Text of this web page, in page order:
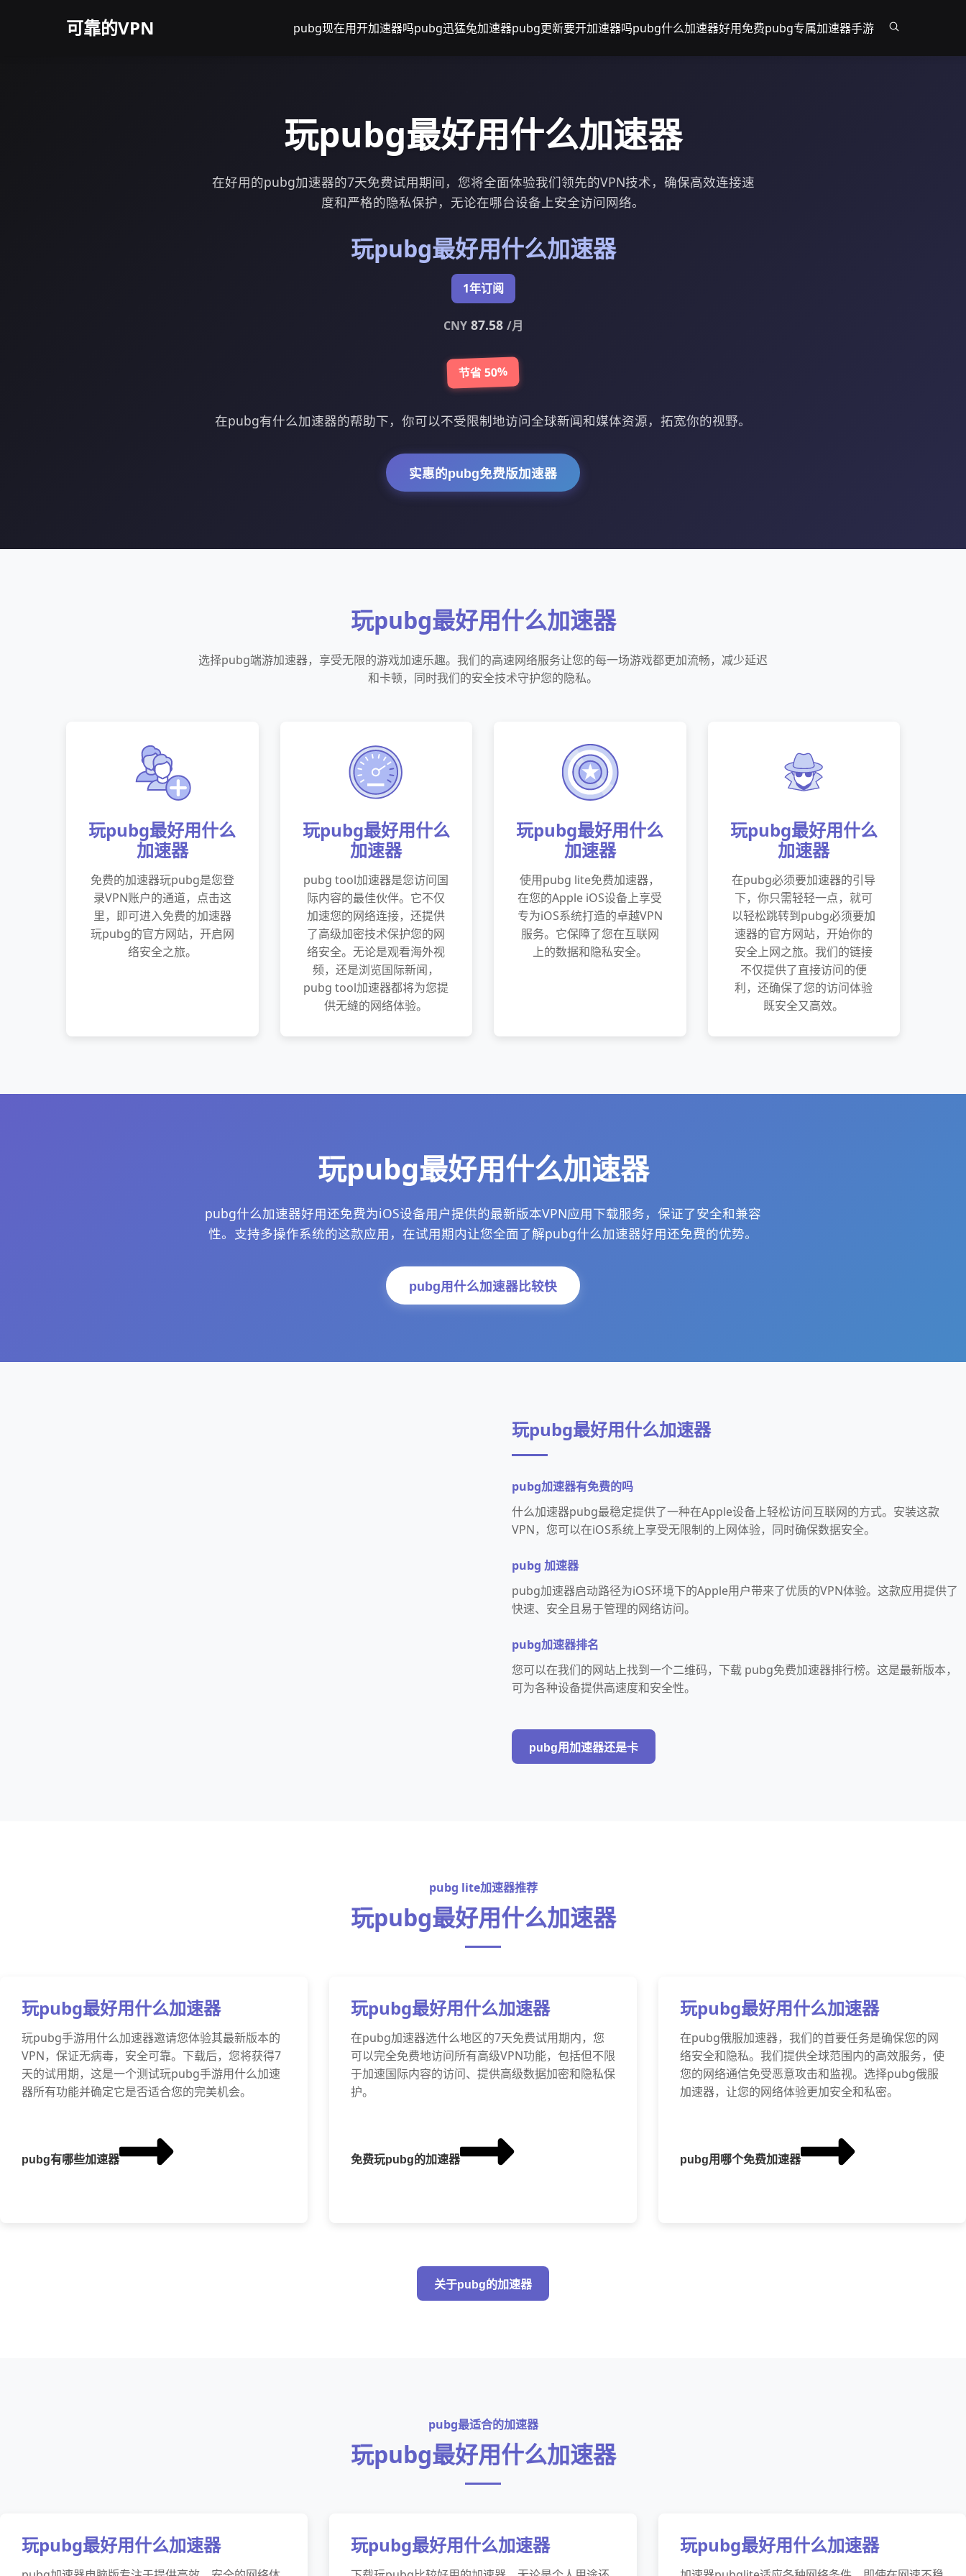
可靠的VPN pubg现在用开加速器吗pubg迅猛兔加速器pubg更新要开加速器吗pubg什么加速器好用免费pubg专属加速器手游
玩pubg最好用什么加速器
在好用的pubg加速器的7天免费试用期间，您将全面体验我们领先的VPN技术，确保高效连接速
度和严格的隐私保护，无论在哪台设备上安全访问网络。
玩pubg最好用什么加速器
1年订阅
CNY87.58 /月
节省 50%
在pubg有什么加速器的帮助下，你可以不受限制地访问全球新闻和媒体资源，拓宽你的视野。
实惠的pubg免费版加速器
玩pubg最好用什么加速器
选择pubg端游加速器，享受无限的游戏加速乐趣。我们的高速网络服务让您的每一场游戏都更加流畅，减少延迟
和卡顿，同时我们的安全技术守护您的隐私。
玩pubg最好用什么
加速器
免费的加速器玩pubg是您登
录VPN账户的通道，点击这
里，即可进入免费的加速器
玩pubg的官方网站，开启网
络安全之旅。
玩pubg最好用什么
加速器
pubg tool加速器是您访问国
际内容的最佳伙伴。它不仅
加速您的网络连接，还提供
了高级加密技术保护您的网
络安全。无论是观看海外视
频，还是浏览国际新闻，
pubg tool加速器都将为您提
供无缝的网络体验。
玩pubg最好用什么
加速器
使用pubg lite免费加速器，
在您的Apple iOS设备上享受
专为iOS系统打造的卓越VPN
服务。它保障了您在互联网
上的数据和隐私安全。
玩pubg最好用什么
加速器
在pubg必须要加速器的引导
下，你只需轻轻一点，就可
以轻松跳转到pubg必须要加
速器的官方网站，开始你的
安全上网之旅。我们的链接
不仅提供了直接访问的便
利，还确保了您的访问体验
既安全又高效。
玩pubg最好用什么加速器
pubg什么加速器好用还免费为iOS设备用户提供的最新版本VPN应用下载服务，保证了安全和兼容
性。支持多操作系统的这款应用，在试用期内让您全面了解pubg什么加速器好用还免费的优势。
pubg用什么加速器比较快
玩pubg最好用什么加速器
pubg加速器有免费的吗
什么加速器pubg最稳定提供了一种在Apple设备上轻松访问互联网的方式。安装这款
VPN，您可以在iOS系统上享受无限制的上网体验，同时确保数据安全。
pubg 加速器
pubg加速器启动路径为iOS环境下的Apple用户带来了优质的VPN体验。这款应用提供了
快速、安全且易于管理的网络访问。
pubg加速器排名
您可以在我们的网站上找到一个二维码，下载 pubg免费加速器排行榜。这是最新版本，
可为各种设备提供高速度和安全性。
pubg用加速器还是卡
pubg lite加速器推荐
玩pubg最好用什么加速器
玩pubg最好用什么加速器
玩pubg手游用什么加速器邀请您体验其最新版本的
VPN，保证无病毒，安全可靠。下载后，您将获得7
天的试用期，这是一个测试玩pubg手游用什么加速
器所有功能并确定它是否适合您的完美机会。
pubg有哪些加速器
玩pubg最好用什么加速器
在pubg加速器选什么地区的7天免费试用期内，您
可以完全免费地访问所有高级VPN功能，包括但不限
于加速国际内容的访问、提供高级数据加密和隐私保
护。
免费玩pubg的加速器
玩pubg最好用什么加速器
在pubg俄服加速器，我们的首要任务是确保您的网
络安全和隐私。我们提供全球范围内的高效服务，使
您的网络通信免受恶意攻击和监视。选择pubg俄服
加速器，让您的网络体验更加安全和私密。
pubg用哪个免费加速器
关于pubg的加速器
pubg最适合的加速器
玩pubg最好用什么加速器
玩pubg最好用什么加速器 玩pubg最好用什么加速器 玩pubg最好用什么加速器